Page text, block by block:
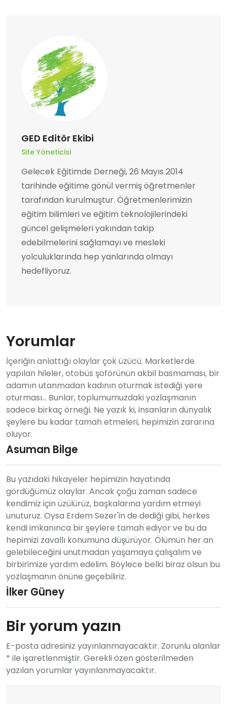
GED Editör Ekibi
Site Yöneticisi
Gelecek Eğitimde Derneği, 26 Mayıs 2014
tarihinde eğitime gönül vermiş öğretmenler
tarafından kurulmuştur. Öğretmenlerimizin
eğitim bilimleri ve eğitim teknolojilerindeki
güncel gelişmeleri yakından takip
edebilmelerini sağlamayı ve mesleki
yolculuklarında hep yanlarında olmayı
hedefliyoruz.
Yorumlar
İçeriğin anlattığı olaylar çok üzücü. Marketlerde
yapılan hileler, otobüs şoförünün akbil basmaması, bir
adamın utanmadan kadının oturmak istediği yere
oturması... Bunlar, toplumumuzdaki yozlaşmanın
sadece birkaç örneği. Ne yazık ki, insanların dünyalık
şeylere bu kadar tamah etmeleri, hepimizin zararına
oluyor.
Asuman Bilge
Bu yazıdaki hikayeler hepimizin hayatında
gördüğümüz olaylar. Ancak çoğu zaman sadece
kendimiz için üzülürüz, başkalarına yardım etmeyi
unuturuz. Oysa Erdem Sezer'in de dediği gibi, herkes
kendi imkanınca bir şeylere tamah ediyor ve bu da
hepimizi zavallı konumuna düşürüyor. Ölümün her an
gelebileceğini unutmadan yaşamaya çalışalım ve
birbirimize yardım edelim. Böylece belki biraz olsun bu
yozlaşmanın önüne geçebiliriz.
İlker Güney
Bir yorum yazın
E-posta adresiniz yayınlanmayacaktır. Zorunlu alanlar
* ile işaretlenmiştir. Gerekli özen gösterilmeden
yazılan yorumlar yayınlanmayacaktır.